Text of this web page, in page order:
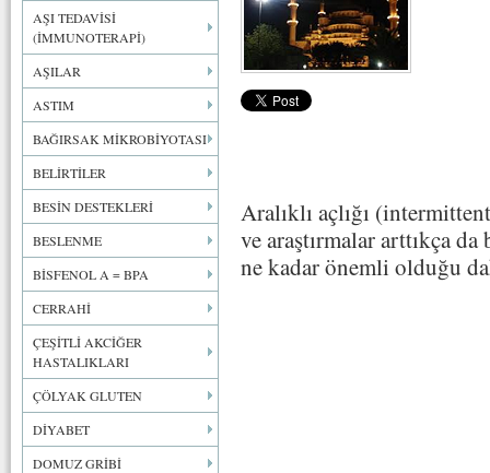
AŞI TEDAVİSİ
(İMMUNOTERAPİ)
AŞILAR
ASTIM
BAĞIRSAK MİKROBİYOTASI
BELİRTİLER
BESİN DESTEKLERİ
BESLENME
BİSFENOL A = BPA
CERRAHİ
ÇEŞİTLİ AKCİĞER
HASTALIKLARI
ÇÖLYAK GLUTEN
DİYABET
DOMUZ GRİBİ
Aralıklı açlığı
ve araştırmalar arttıkça
ne kadar önemli olduğu